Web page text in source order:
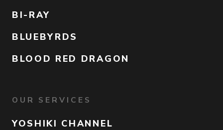
BI-RAY
BLUEBYRDS
BLOOD RED DRAGON
OUR SERVICES
YOSHIKI CHANNEL